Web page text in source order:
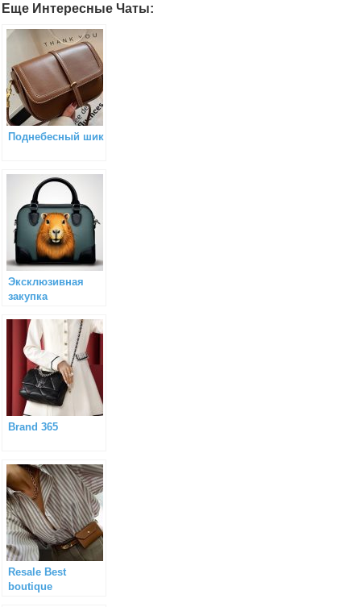
Еще Интересные Чаты:
Поднебесный шик
Эксклюзивная
закупка
Brand 365
Resale Best
boutique